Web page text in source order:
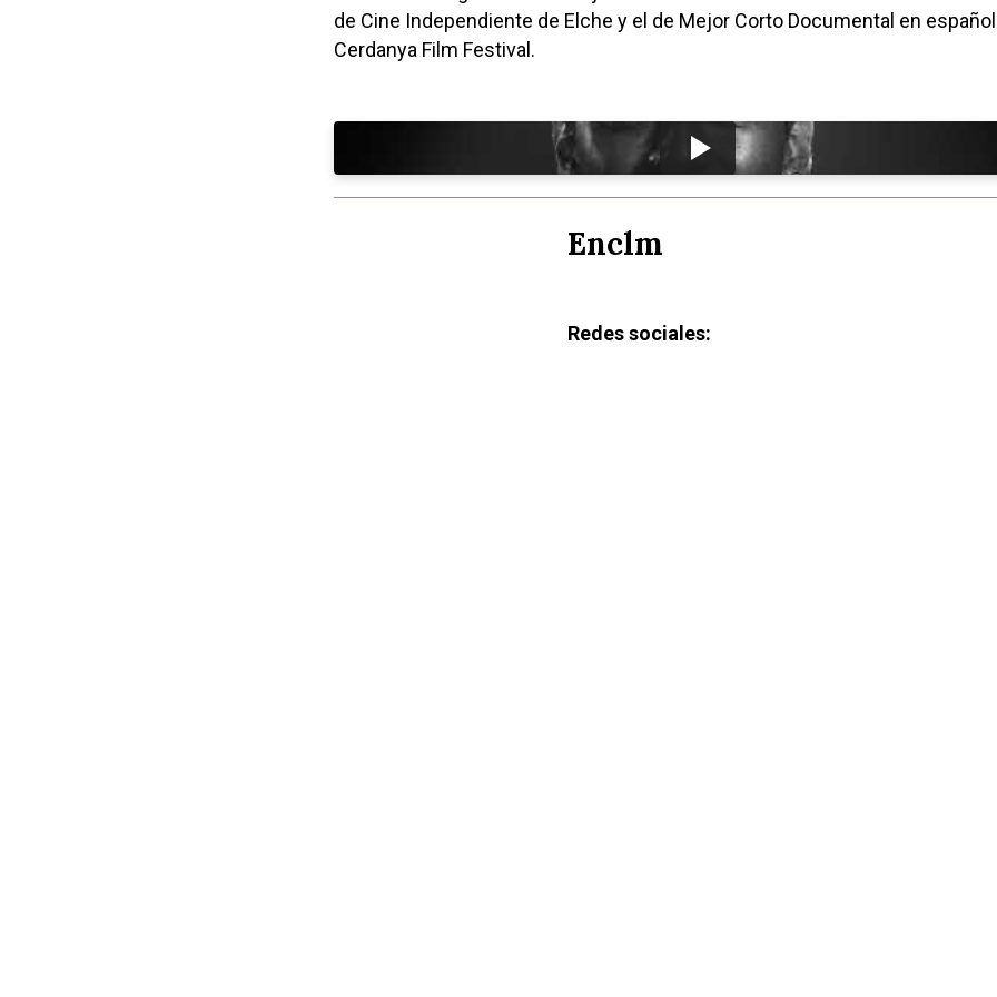
de Cine Independiente de Elche y el de Mejor Corto Documental en
Cerdanya Film Festival.
Enclm
Redes sociales: